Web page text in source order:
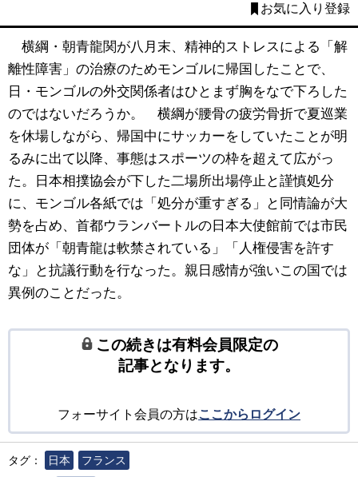
お気に入り登録
横綱・朝青龍関が八月末、精神的ストレスによる「解
離性障害」の治療のためモンゴルに帰国したことで、
日・モンゴルの外交関係者はひとまず胸をなで下ろした
のではないだろうか。 横綱が腰骨の疲労骨折で夏巡業
を休場しながら、帰国中にサッカーをしていたことが明
るみに出て以降、事態はスポーツの枠を超えて広がっ
た。日本相撲協会が下した二場所出場停止と謹慎処分
に、モンゴル各紙では「処分が重すぎる」と同情論が大
勢を占め、首都ウランバートルの日本大使館前では市民
団体が「朝青龍は軟禁されている」「人権侵害を許す
な」と抗議行動を行なった。親日感情が強いこの国では
異例のことだった。
この続きは有料会員限定の
記事となります。
フォーサイト会員の方はここからログイン
タグ： 日本
フランス